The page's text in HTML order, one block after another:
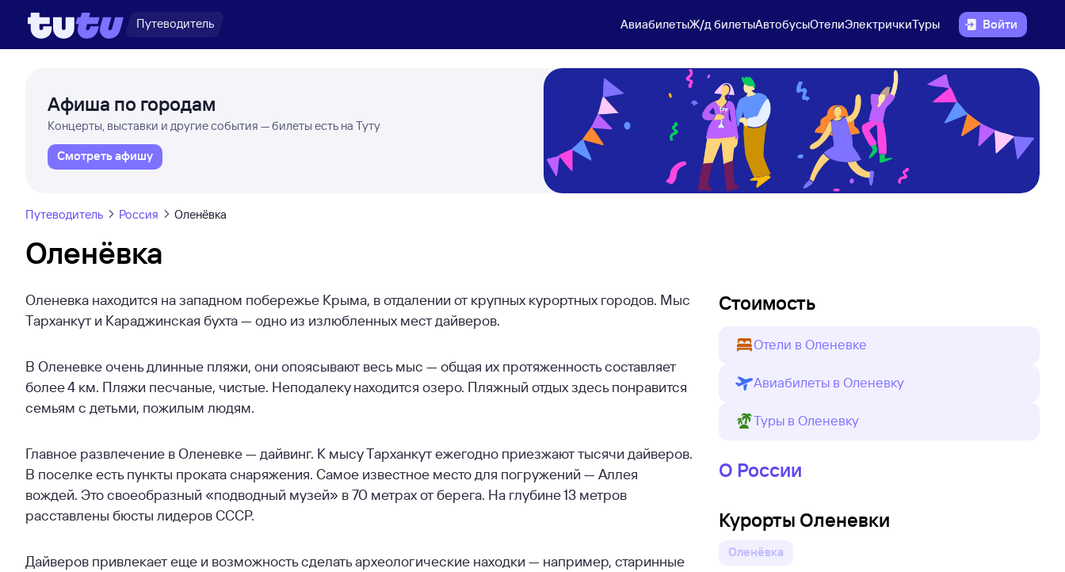
Путеводитель АвиабилетыЖ/д билетыАвтобусыОтелиЭлектричкиТуры Войти
Афиша по городам
Концерты, выставки и другие события — билеты есть на Туту
Смотреть афишу
Путеводитель Россия Оленёвка
Оленёвка
Оленевка находится на западном побережье Крыма, в отдалении от крупных курортных городов. Мыс
Тарханкут и Караджинская бухта — одно из излюбленных мест дайверов.
В Оленевке очень длинные пляжи, они опоясывают весь мыс — общая их протяженность составляет
более 4 км. Пляжи песчаные, чистые. Неподалеку находится озеро. Пляжный отдых здесь понравится
семьям с детьми, пожилым людям.
Главное развлечение в Оленевке — дайвинг. К мысу Тарханкут ежегодно приезжают тысячи дайверов.
В поселке есть пункты проката снаряжения. Самое известное место для погружений — Аллея
вождей. Это своеобразный «подводный музей» в 70 метрах от берега. На глубине 13 метров
расставлены бюсты лидеров СССР.
Дайверов привлекает еще и возможность сделать археологические находки — например, старинные
Стоимость
Отели в Оленевке
Авиабилеты в Оленевку
Туры в Оленевку
О России
Курорты Оленевки
Оленёвка